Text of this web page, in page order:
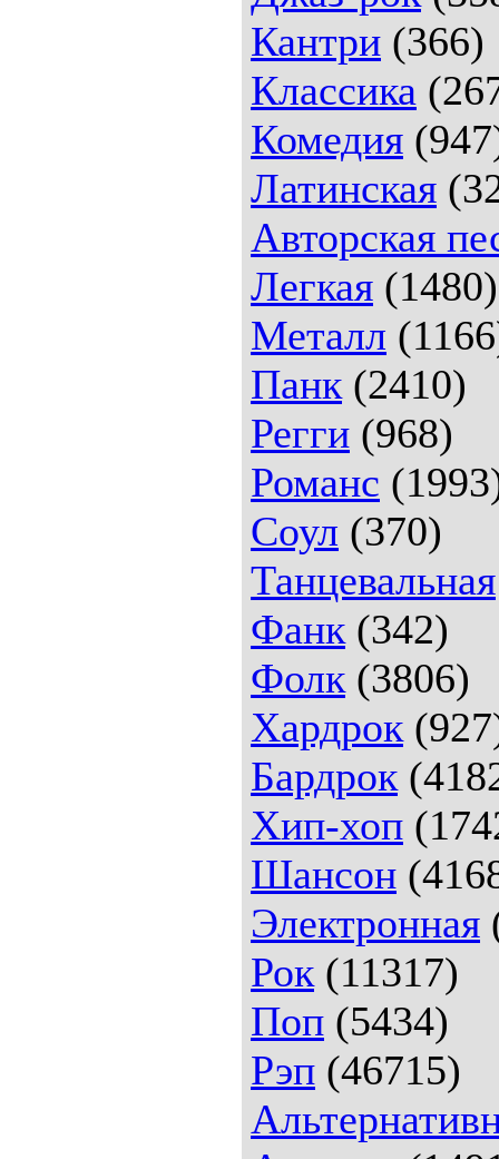
Кантри (366)
Классика
Комедия
Латинская
Авторская
Легкая (1480)
Металл
Панк (2410)
Регги (968)
Романс
Соул (370)
Танцевальная
Фанк (342)
Фолк (3806)
Хардрок
Бардрок
Хип-хоп
Шансон
Электронная
Рок (11317)
Поп (5434)
Рэп (46715)